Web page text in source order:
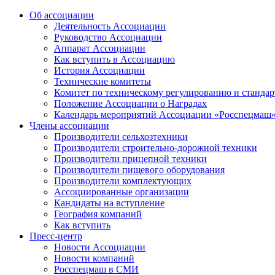
Об ассоциации
Деятельность Ассоциации
Руководство Ассоциации
Аппарат Ассоциации
Как вступить в Ассоциацию
История Ассоциации
Технические комитеты
Комитет по техническому регулированию и
Положение Ассоциации о Наградах
Календарь мероприятий Ассоциации «Росспецмаш»
Члены ассоциации
Производители сельхозтехники
Производители строительно-дорожной техники
Производители прицепной техники
Производители пищевого оборудования
Производители комплектующих
Ассоциированные организации
Кандидаты на вступление
География компаний
Как вступить
Пресс-центр
Новости Ассоциации
Новости компаний
Росспецмаш в СМИ